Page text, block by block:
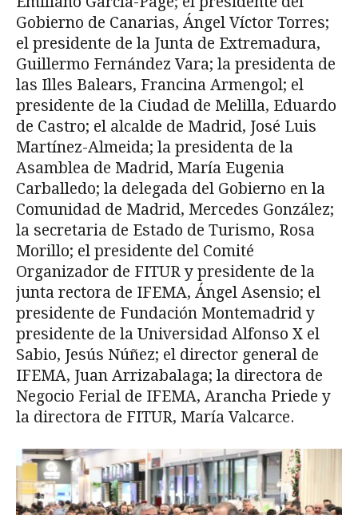
Gobierno de Canarias, Ángel Víctor Torres;
el presidente de la Junta de Extremadura,
Guillermo Fernández Vara; la presidenta de
las Illes Balears, Francina Armengol; el
presidente de la Ciudad de Melilla, Eduardo
de Castro; el alcalde de Madrid, José Luis
Martínez-Almeida; la presidenta de la
Asamblea de Madrid, María Eugenia
Carballedo; la delegada del Gobierno en la
Comunidad de Madrid, Mercedes González;
la secretaria de Estado de Turismo, Rosa
Morillo; el presidente del Comité
Organizador de FITUR y presidente de la
junta rectora de IFEMA, Ángel Asensio; el
presidente de Fundación Montemadrid y
presidente de la Universidad Alfonso X el
Sabio, Jesús Núñez; el director general de
IFEMA, Juan Arrizabalaga; la directora de
Negocio Ferial de IFEMA, Arancha Priede y
la directora de FITUR, María Valcarce.